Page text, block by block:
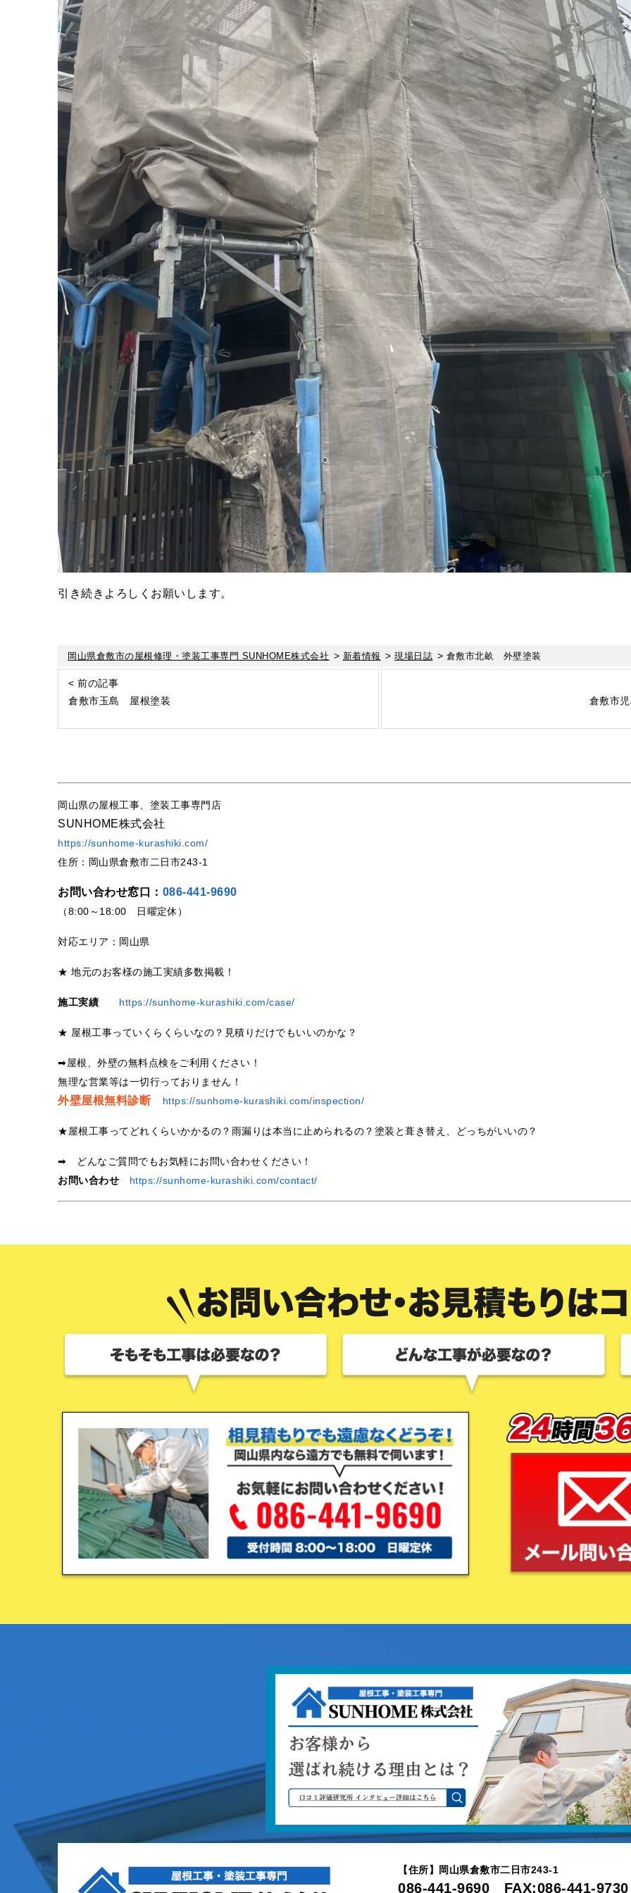
引き続きよろしくお願いします。
岡山県倉敷市の屋根修理・塗装工事専門 SUNHOME株式会社 > 新着情報 >現場日誌 > 倉敷市北畝 外壁塗装
< 前の記事
倉敷市玉島 屋根塗装
倉敷市
岡山県の屋根工事、塗装工事専門店
SUNHOME株式会社
https://sunhome-kurashiki.com/
住所：岡山県倉敷市二日市243-1
お問い合わせ窓口： 086-441-9690
（8:00～18:00 日曜定休）
対応エリア：岡山県
★ 地元のお客様の施工実績多数掲載！
施工実績 https://sunhome-kurashiki.com/case/
★ 屋根工事っていくらくらいなの？見積りだけでもいいのかな？
➡屋根、外壁の無料点検をご利用ください！
無理な営業等は一切行っておりません！
外壁屋根無料診断 https://sunhome-kurashiki.com/inspection/
★屋根工事ってどれくらいかかるの？雨漏りは本当に止められるの？塗装と葺き替え、どっちがいいの？
➡ どんなご質問でもお気軽にお問い合わせください！
お問い合わせ
https://sunhome-kurashiki.com/contact/
【住所】岡山県倉敷市二日市243-1
086-441-9690 FAX:086-441-9730